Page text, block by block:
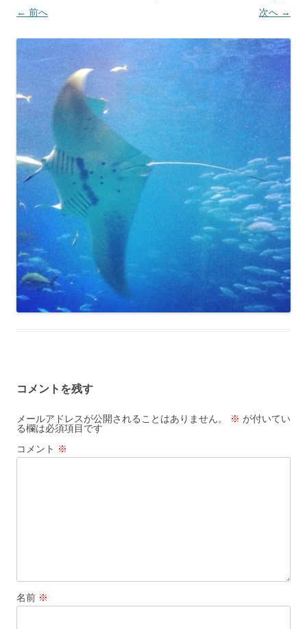
← 前へ 次へ →
コメントを残す
メールアドレスが公開されることはありません。 ※ が付いてい
る欄は必須項目です
コメント ※
名前 ※